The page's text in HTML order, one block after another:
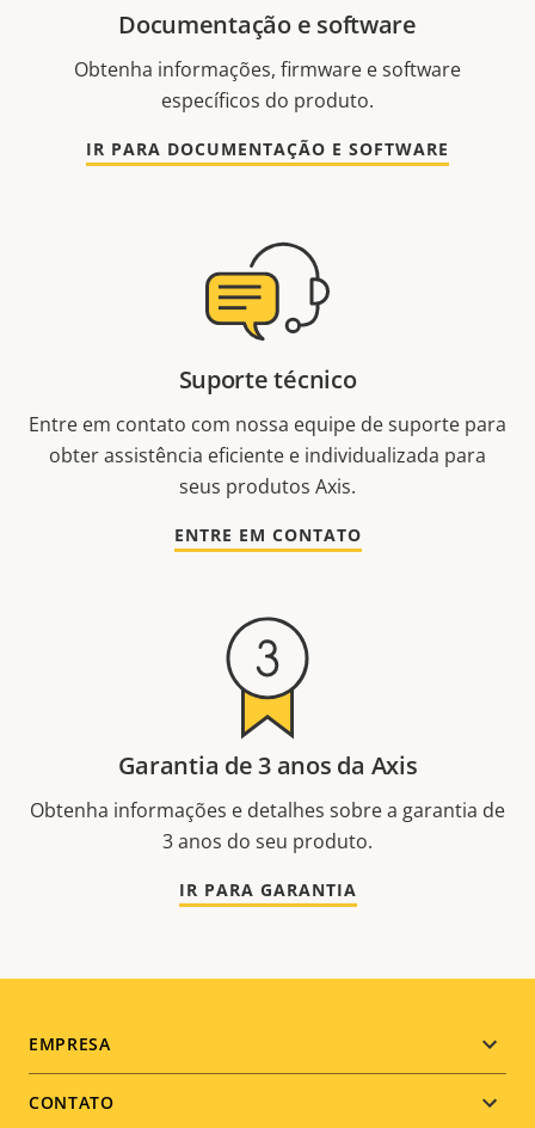
Documentação e software
Obtenha informações, firmware e software
específicos do produto.
IR PARA DOCUMENTAÇÃO E SOFTWARE
Suporte técnico
Entre em contato com nossa equipe de suporte para
obter assistência eficiente e individualizada para
seus produtos Axis.
ENTRE EM CONTATO
Garantia de 3 anos da Axis
Obtenha informações e detalhes sobre a garantia de
3 anos do seu produto.
IR PARA GARANTIA
Footer
menu
EMPRESA
CONTATO